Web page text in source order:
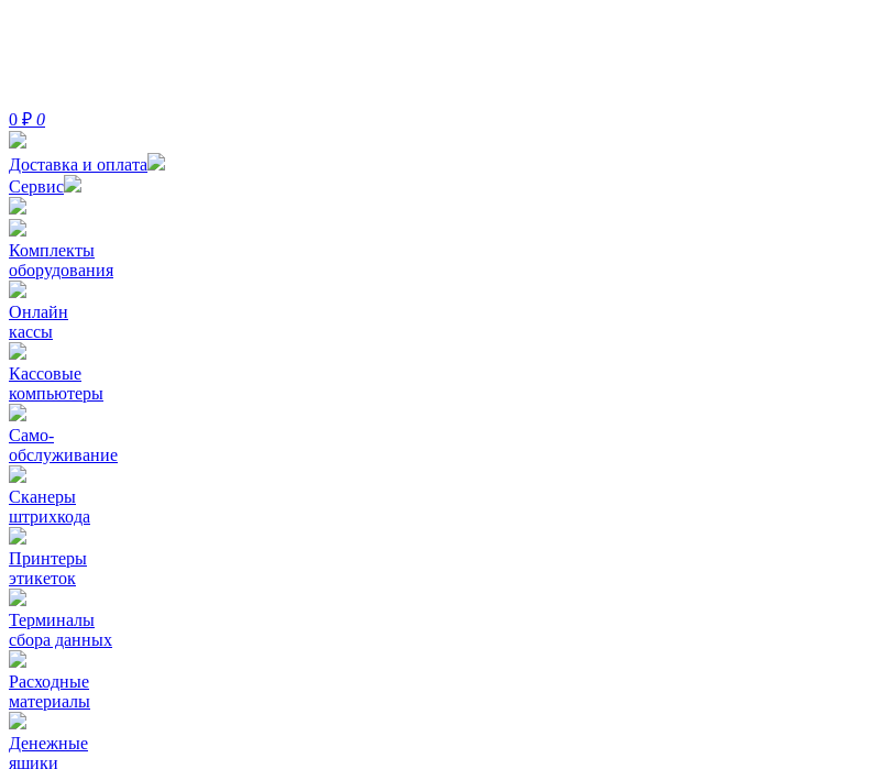
0 ₽ 0
Доставка и оплата
Сервис
Комплекты
оборудования
Онлайн
кассы
Кассовые
компьютеры
Само-
обслуживание
Сканеры
штрихкода
Принтеры
этикеток
Терминалы
сбора данных
Расходные
материалы
Денежные
ящики